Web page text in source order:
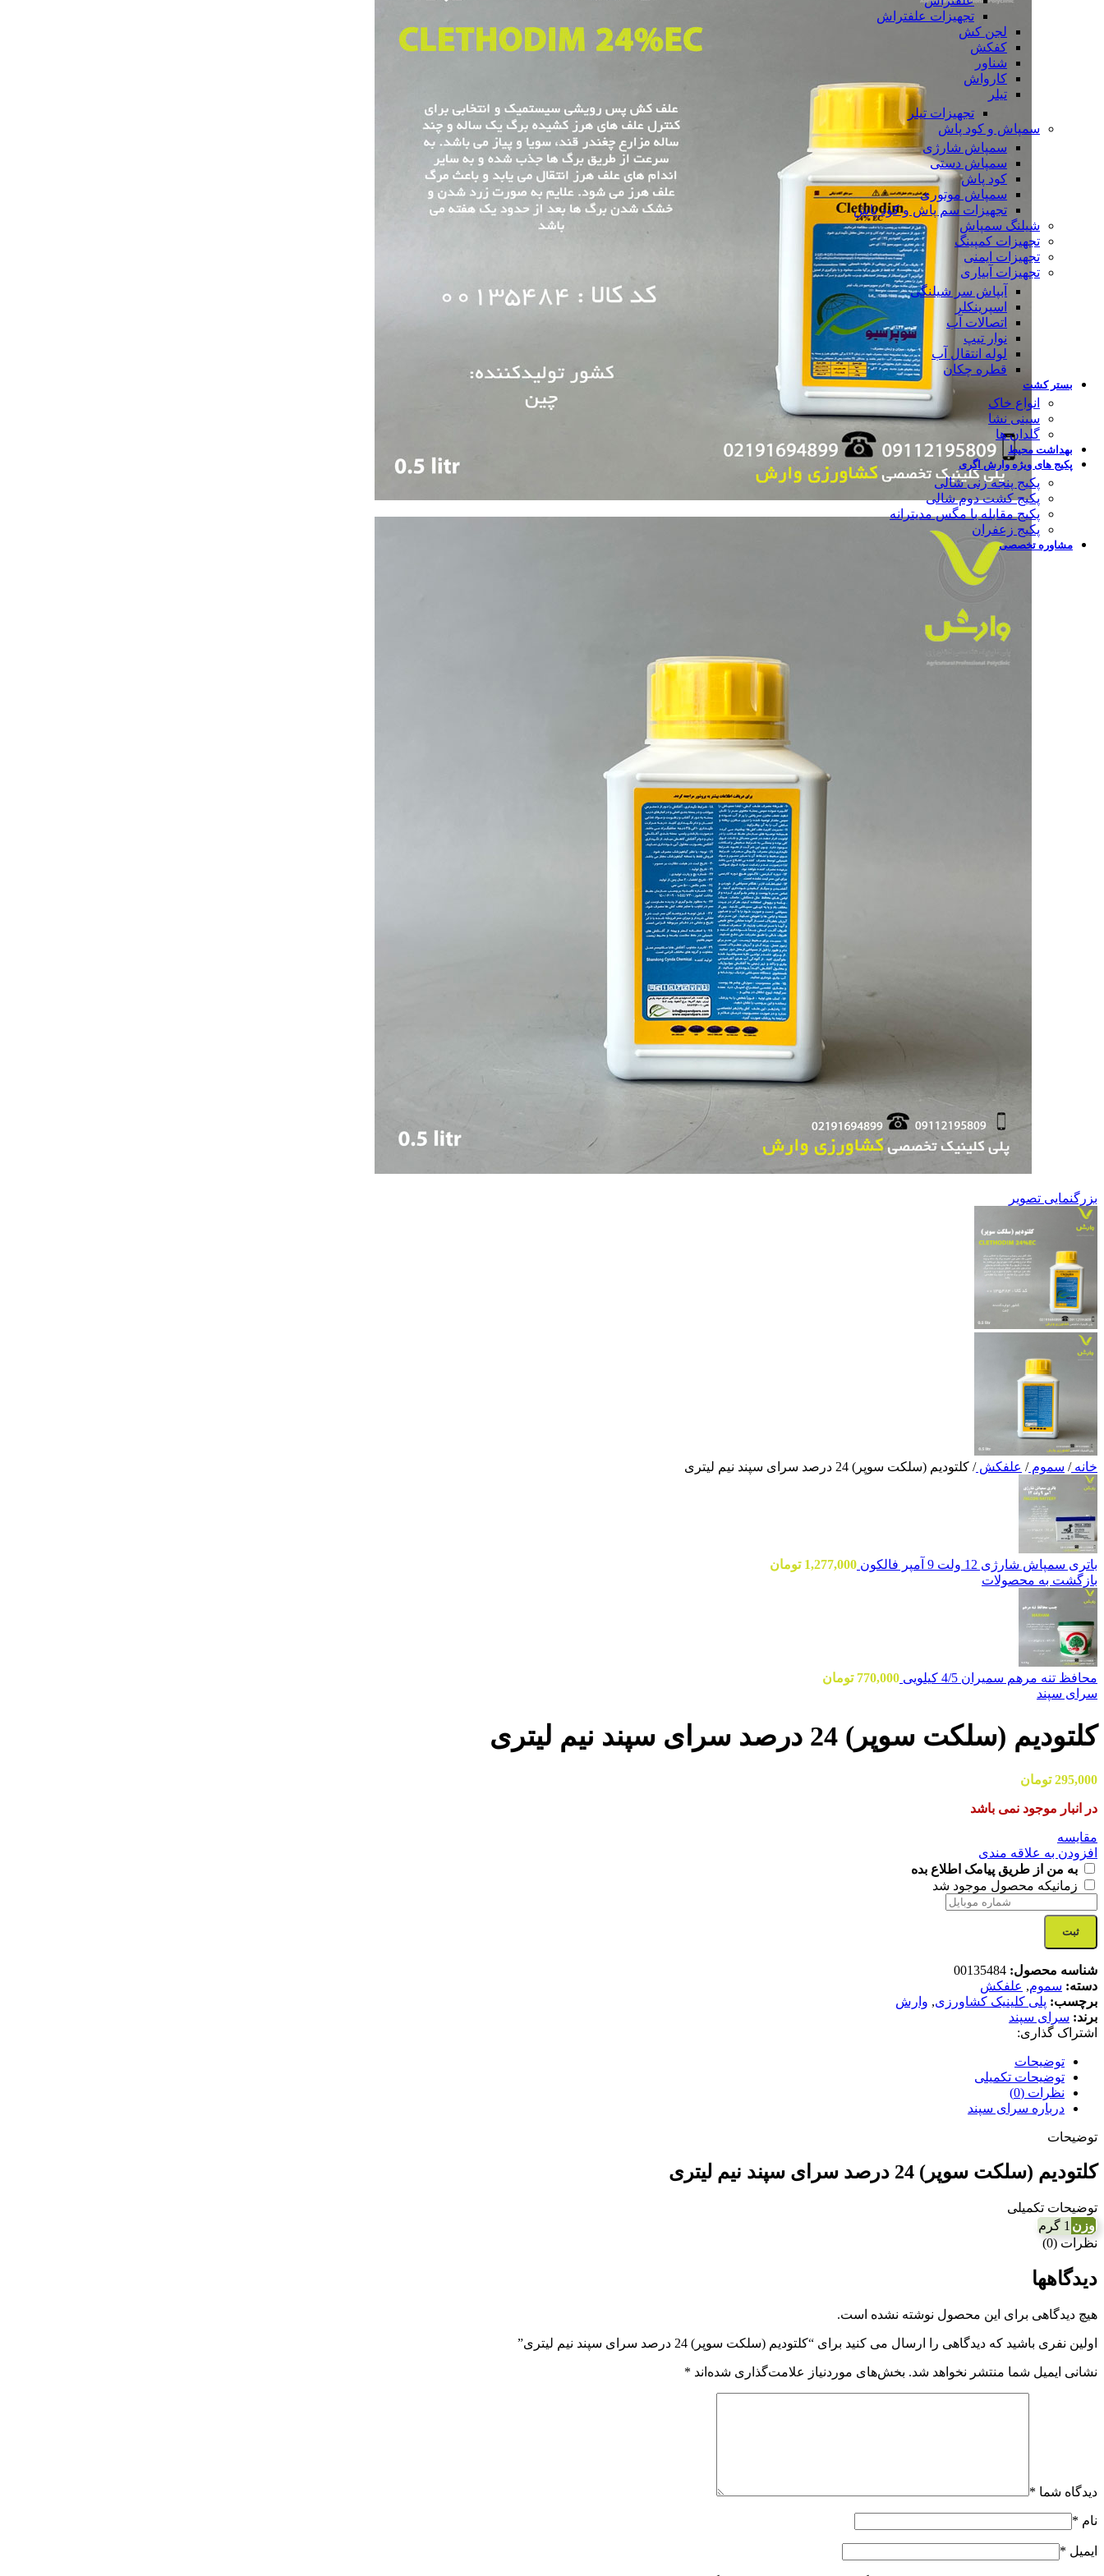
تجهیزات علفتراش
لجن کش
کفکش
شناور
کارواش
تیلر
تجهیزات تیلر
سمپاش و کود پاش
سمپاش شارژی
سمپاش دستی
کود پاش
سمپاش موتوری
تجهیزات سم پاش و کود پاش
شیلنگ سمپاش
تجهیزات کمپینگ
تجهیزات ایمنی
تجهیزات آبیاری
آبپاش سر شیلنگی
اسپرینکلر
اتصالات آب
نوار تیپ
لوله انتقال آب
قطره چکان
بستر کشت
انواع خاک
سینی نشا
گلدان ها
بهداشت محیط
پکیج های ویژه وارش اگری
پکیج پنجه زنی شالی
پکیج کشت دوم شالی
پکیج مقابله با مگس مدیترانه
پکیج زعفران
مشاوره تخصصی
بزرگنمایی تصویر
خانه/ سموم/ علفکش/ کلتودیم (سلکت سوپر) 24 درصد سرای سپند نیم لیتری
باتری سمپاش شارژی 12 ولت 9 آمپر فالکون 1,277,000 تومان
بازگشت به محصولات
محافظ تنه مرهم سمیران 4/5 کیلویی 770,000 تومان
سرای سپند
کلتودیم (سلکت سوپر) 24 درصد سرای سپند نیم لیتری
295,000 تومان
در انبار موجود نمی باشد
مقایسه
افزودن به علاقه مندی
به من از طریق پیامک اطلاع بده
زمانیکه محصول موجود شد
ثبت
شناسه محصول: 00135484
دسته: سموم, علفکش
برچسب: پلی کلینیک کشاورزی, وارش
برند: سرای سپند
اشتراک گذاری:
توضیحات
توضیحات تکمیلی
نظرات (0)
درباره سرای سپند
توضیحات
کلتودیم (سلکت سوپر) 24 درصد سرای سپند نیم لیتری
توضیحات تکمیلی
وزن 1 گرم
نظرات (0)
دیدگاهها
هیچ دیدگاهی برای این محصول نوشته نشده است.
اولین نفری باشید که دیدگاهی را ارسال می کنید برای “کلتودیم (سلکت سوپر) 24 درصد سرای سپند نیم لیتری”
نشانی ایمیل شما منتشر نخواهد شد. بخش‌های موردنیاز علامت‌گذاری شده‌اند *
دیدگاه شما *
نام *
ایمیل *